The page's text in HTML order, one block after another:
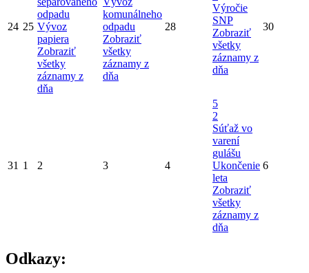
24 25
odpadu
Vývoz
papiera
Zobraziť
všetky
záznamy z
dňa
komunálneho
odpadu
Zobraziť
všetky
záznamy z
dňa
28
Výročie
SNP
Zobraziť
všetky
záznamy z
dňa
30
31 1 2 3 4
5
2
Súťaž vo
varení
gulášu
Ukončenie
leta
Zobraziť
všetky
záznamy z
dňa
6
Odkazy: